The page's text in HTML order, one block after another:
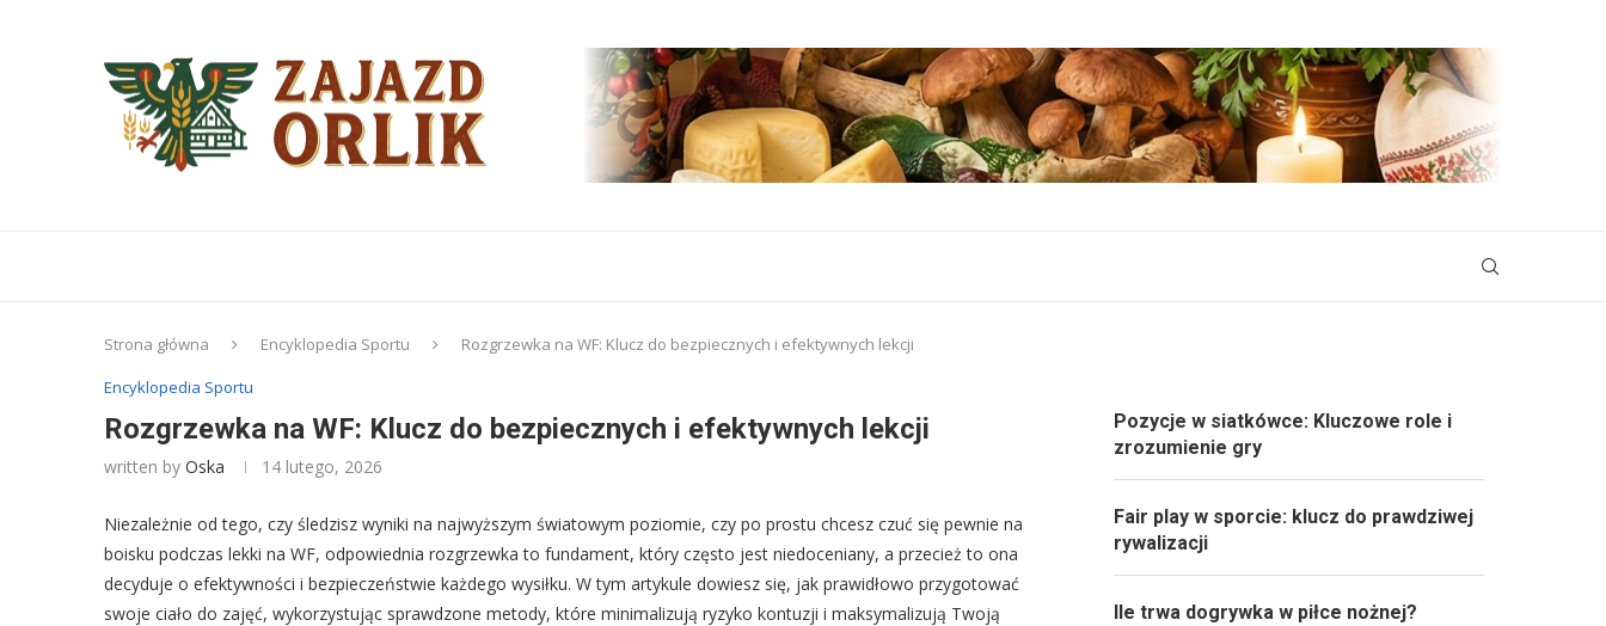
Strona główna Encyklopedia Sportu
Rozgrzewka na WF: Klucz do bezpiecznych i efektywnych lekcji
Encyklopedia Sportu
Rozgrzewka na WF: Klucz do bezpiecznych i efektywnych lekcji
written by Oska 14 lutego, 2026
Niezależnie od tego, czy śledzisz wyniki na najwyższym światowym poziomie, czy po prostu chcesz czuć się pewnie na
boisku podczas lekki na WF, odpowiednia rozgrzewka to fundament, który często jest niedoceniany, a przecież to ona
decyduje o efektywności i bezpieczeństwie każdego wysiłku. W tym artykule dowiesz się, jak prawidłowo przygotować
swoje ciało do zajęć, wykorzystując sprawdzone metody, które minimalizują ryzyko kontuzji i maksymalizują Twoją
Pozycje w siatkówce: Kluczowe role i
zrozumienie gry
Fair play w sporcie: klucz do prawdziwej
rywalizacji
Ile trwa dogrywka w piłce nożnej?